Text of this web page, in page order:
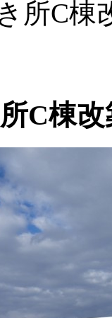
所C棟
C棟